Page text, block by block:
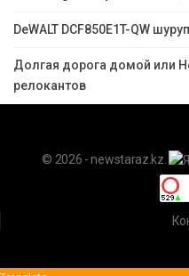
DeWALT DCF850E1T-QW
Долгая дорога домой или
релокантов
© 2026 - newstaraz.kz.